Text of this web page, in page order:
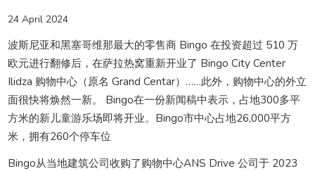
24 April 2024
波斯尼亚和黑塞哥维那最大的零售商 Bingo 在投资超过 510 万
欧元进行翻修后，在萨拉热窝重新开业了 Bingo City Center
Ilidza 购物中心（原名 Grand Centar）……此外，购物中心的外立
面很快将焕然一新。 Bingo在一份新闻稿中表示，占地300多平
方米的新儿童游乐场即将开业。Bingo市中心占地26,000平方
米，拥有260个停车位
Bingo从当地建筑公司收购了购物中心ANS Drive 公司于 2023